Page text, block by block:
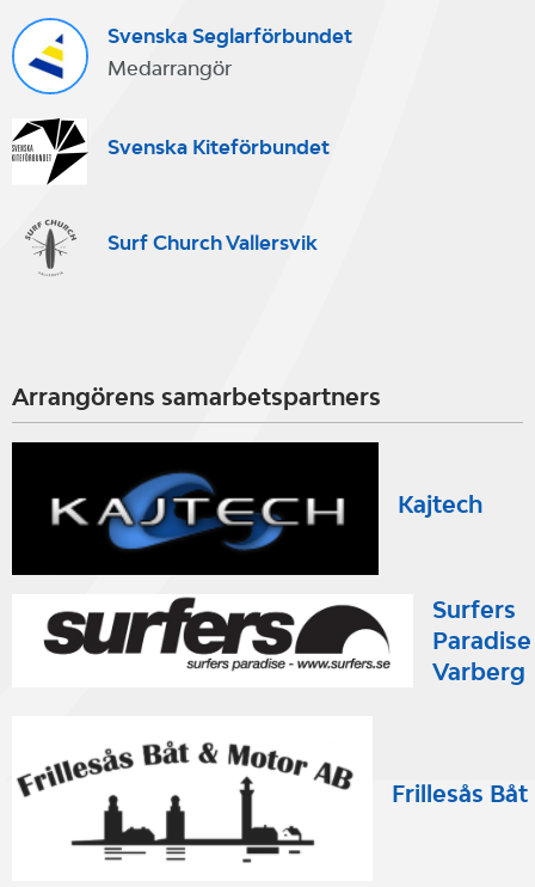
Svenska Seglarförbundet
Medarrangör
Svenska Kiteförbundet
Surf Church Vallersvik
Arrangörens samarbetspartners
Kajtech
Surfers
Paradise
Varberg
Frillesås Båt